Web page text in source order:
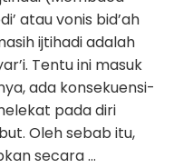
atau vonis bid’ah
ijtihadi adalah
Tentu ini masuk
ada konsekuensi-
pada diri
Oleh sebab itu,
secara …